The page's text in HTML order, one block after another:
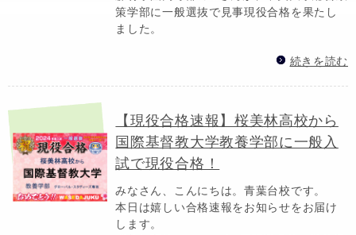
策学部に一般選抜で見事現役合格を果たし
ました。
続きを読む
【現役合格速報】桜美林高校から
国際基督教大学教養学部に一般入
試で現役合格！
みなさん、こんにちは。青葉台校です。
本日は嬉しい合格速報をお知らせをお届け
します。